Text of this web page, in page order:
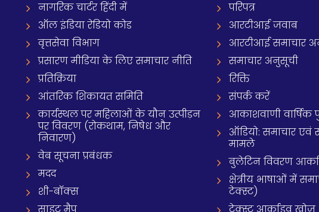
नागरिक चार्टर हिंदी में
ऑल इंडिया रेडियो कोड
वृत्तसेवा विभाग
प्रसारण मीडिया के लिए समाचार नीति
प्रतिक्रिया
आंतरिक शिकायत समिति
कार्यस्थल पर महिलाओं के यौन उत्पीड़न
पर विवरण (रोकथाम, निषेध और
निवारण)
वेब सूचना प्रबंधक
मदद
शी-बॉक्स
परिपत्र
आरटीआई जवाब
आरटीआई समाचार
समाचार अनुसूची
रिक्ति
संपर्क करें
आकाशवाणी वार्षिक
ऑडियो: समाचार
मामले
बुलेटिन विवरण
क्षेत्रीय भाषाओं में
टेक्स्ट)